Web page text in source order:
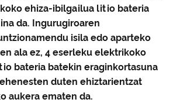
ehiza-ibilgailua litio bateria
da. Ingurugiroaren
isila edo aparteko
ala ez, 4 eserleku elektrikoko
bateria batekin eraginkortasuna
duten ehiztarientzat
aukera ematen da.